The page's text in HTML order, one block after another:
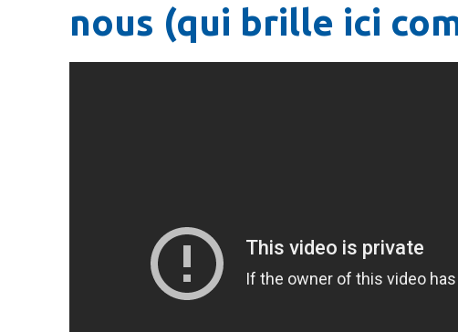
nous (qui brille ici